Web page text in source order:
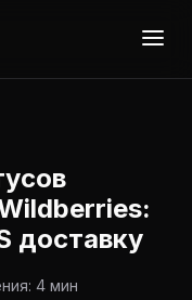
доставку
4 мин